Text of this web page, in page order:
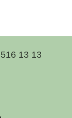
13 13